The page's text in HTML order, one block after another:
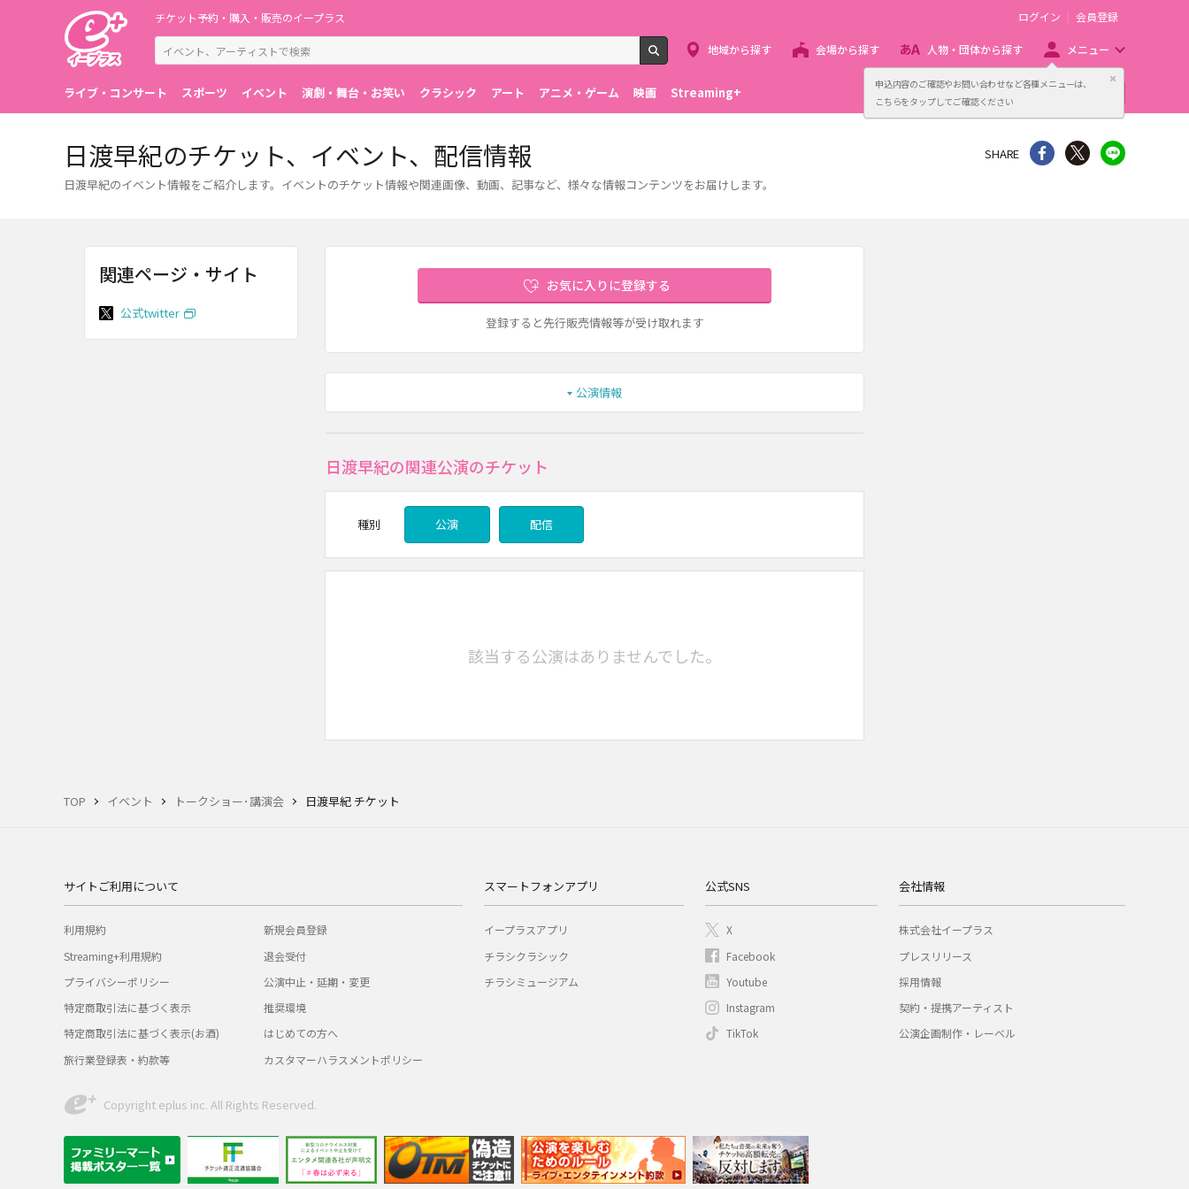
申込内容のご確認やお問い合わせなど各種メニューは、
こちらをタップしてご確認ください
閉じる
チケット予約・購入・販売のイープラス
検索
ログイン 会員登録
地域から探す 会場から探す 人物・団体から探す メニュー
ライブ・コンサート スポーツ イベント 演劇・舞台・お笑い クラシック アート アニメ・ゲーム 映画 Streaming+ 主催者向け販売サービス
TOP イベント トークショー･講演会 日渡早紀 チケット
日渡早紀のチケット、イベント、配信情報
日渡早紀のイベント情報をご紹介します。イベントのチケット情報や関連画像、動画、記事など、様々な情報コンテンツをお届けします。
SHARE シェア Twitter
お気に入りに登録する
登録すると先行販売情報等が受け取れます
公演情報
日渡早紀の関連公演のチケット
種別 公演 配信
該当する公演はありませんでした。
関連ページ・サイト
公式twitter
サイトご利用について
利用規約
Streaming+利用規約
プライバシーポリシー
特定商取引法に基づく表示
特定商取引法に基づく表示(お酒)
旅行業登録表・約款等
新規会員登録
退会受付
公演中止・延期・変更
推奨環境
はじめての方へ
カスタマーハラスメントポリシー
スマートフォンアプリ
イープラスアプリ
チラシクラシック
チラシミュージアム
公式SNS
X
Facebook
Youtube
Instagram
TikTok
会社情報
株式会社イープラス
プレスリリース
採用情報
契約・提携アーティスト
公演企画制作・レーベル
Copyright eplus inc. All Rights Reserved.